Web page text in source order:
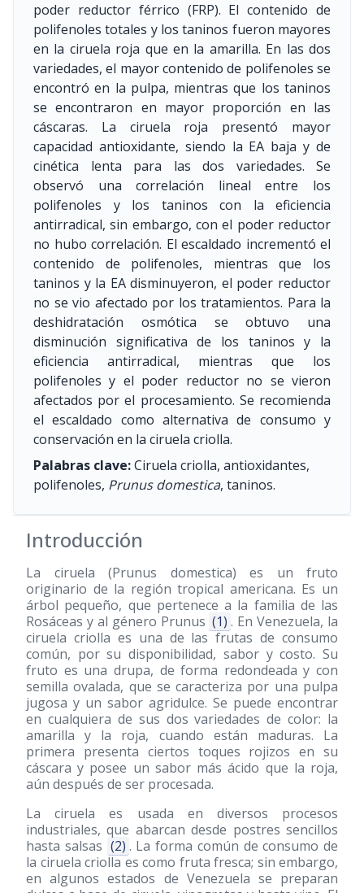
poder reductor férrico (FRP). El contenido de
polifenoles totales y los taninos fueron mayores
en la ciruela roja que en la amarilla. En las dos
variedades, el mayor contenido de polifenoles se
encontró en la pulpa, mientras que los taninos
se encontraron en mayor proporción en las
cáscaras. La ciruela roja presentó mayor
capacidad antioxidante, siendo la EA baja y de
cinética lenta para las dos variedades. Se
observó una correlación lineal entre los
polifenoles y los taninos con la eficiencia
antirradical, sin embargo, con el poder reductor
no hubo correlación. El escaldado incrementó el
contenido de polifenoles, mientras que los
taninos y la EA disminuyeron, el poder reductor
no se vio afectado por los tratamientos. Para la
deshidratación osmótica se obtuvo una
disminución significativa de los taninos y la
eficiencia antirradical, mientras que los
polifenoles y el poder reductor no se vieron
afectados por el procesamiento. Se recomienda
el escaldado como alternativa de consumo y
conservación en la ciruela criolla.
Palabras clave:Ciruela criolla, antioxidantes,
polifenoles, Prunus domestica, taninos.
Introducción
La ciruela (Prunus domestica) es un fruto
originario de la región tropical americana. Es un
árbol pequeño, que pertenece a la familia de las
Rosáceas y al género Prunus (1) . En Venezuela, la
ciruela criolla es una de las frutas de consumo
común, por su disponibilidad, sabor y costo. Su
fruto es una drupa, de forma redondeada y con
semilla ovalada, que se caracteriza por una pulpa
jugosa y un sabor agridulce. Se puede encontrar
en cualquiera de sus dos variedades de color: la
amarilla y la roja, cuando están maduras. La
primera presenta ciertos toques rojizos en su
cáscara y posee un sabor más ácido que la roja,
aún después de ser procesada.
La ciruela es usada en diversos procesos
industriales, que abarcan desde postres sencillos
hasta salsas (2) . La forma común de consumo de
la ciruela criolla es como fruta fresca; sin embargo,
en algunos estados de Venezuela se preparan